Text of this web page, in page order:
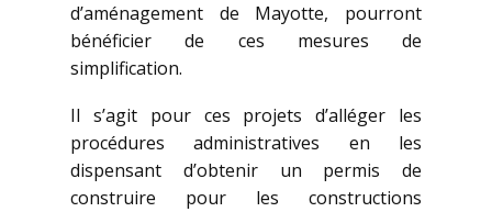
d’aménagement de Mayotte, pourront
bénéficier de ces mesures de
simplification.
Il s’agit pour ces projets d’alléger les
procédures administratives en les
dispensant d’obtenir un permis de
construire pour les constructions